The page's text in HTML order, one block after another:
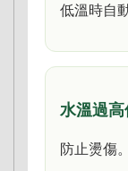
低溫時自
水溫過
防止燙傷。